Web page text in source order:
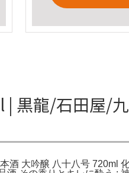
龍/石田屋/
大吟醸 八十八号 720ml